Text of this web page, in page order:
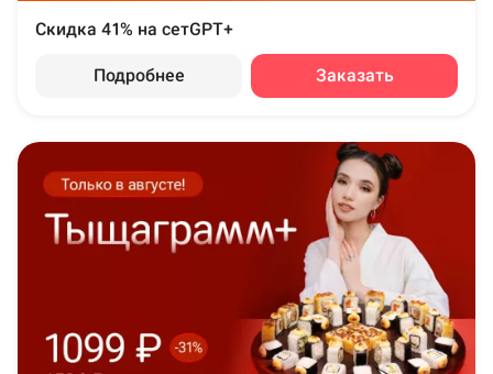
Скидка 41% на сетGPT+
Подробнее Заказать